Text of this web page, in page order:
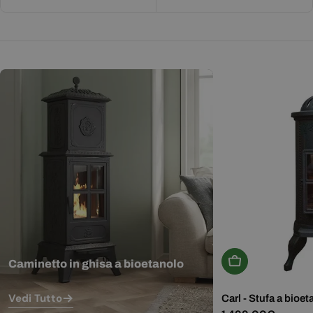
Caminetto in ghisa a bioetanolo
Vedi Tutto
Aggiungi Al
Carl - Stufa a